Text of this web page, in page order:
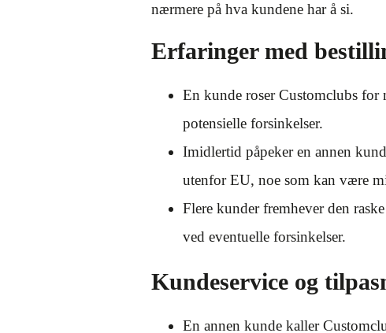
nærmere på hva kundene har å si.
Erfaringer med
En kunde roser Customclubs
potensielle forsinkelser.
Imidlertid påpeker en annen
utenfor EU, noe som kan være
Flere kunder fremhever den
ved eventuelle forsinkelser.
Kundeservice og
En annen kunde kaller